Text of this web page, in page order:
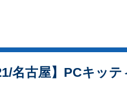
名古屋】PCキッ